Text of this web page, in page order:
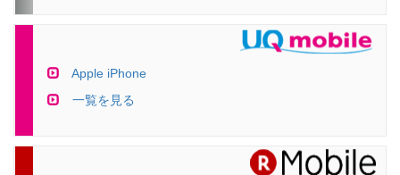
Apple iPhone
一覧を見る